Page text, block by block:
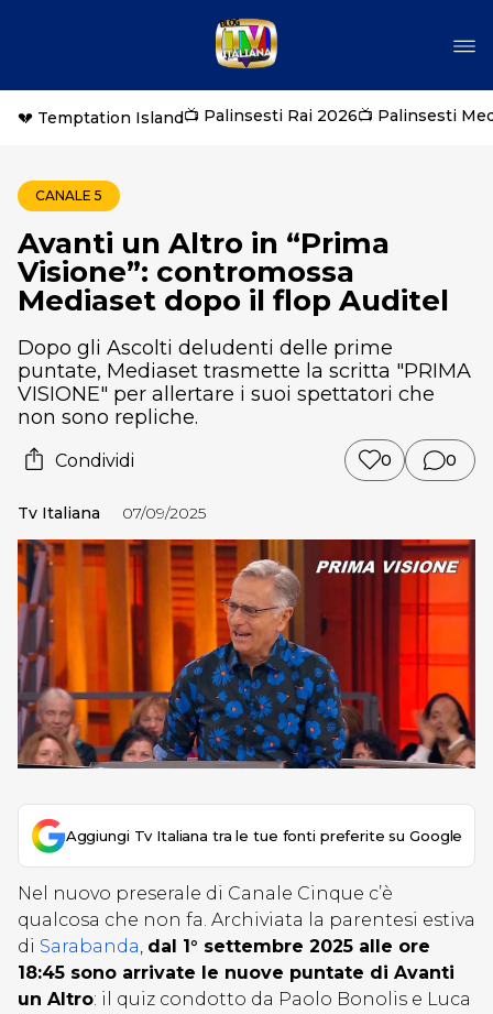
💔 Temptation Island📺 Palinsesti Rai 2026📺 Palinsesti
CANALE 5
Avanti un Altro in “Prima
Visione”: contromossa
Mediaset dopo il flop Auditel
Dopo gli Ascolti deludenti delle prime
puntate, Mediaset trasmette la scritta "PRIMA
VISIONE" per allertare i suoi spettatori che
non sono repliche.
Condividi 0 0
Tv Italiana 07/09/2025
Aggiungi Tv Italiana tra le tue fonti preferite su Google
Nel nuovo preserale di Canale Cinque c’è
qualcosa che non fa. Archiviata la parentesi estiva
di Sarabanda, dal 1° settembre 2025 alle ore
18:45 sono arrivate le nuove puntate di Avanti
un Altro: il quiz condotto da Paolo Bonolis e Luca